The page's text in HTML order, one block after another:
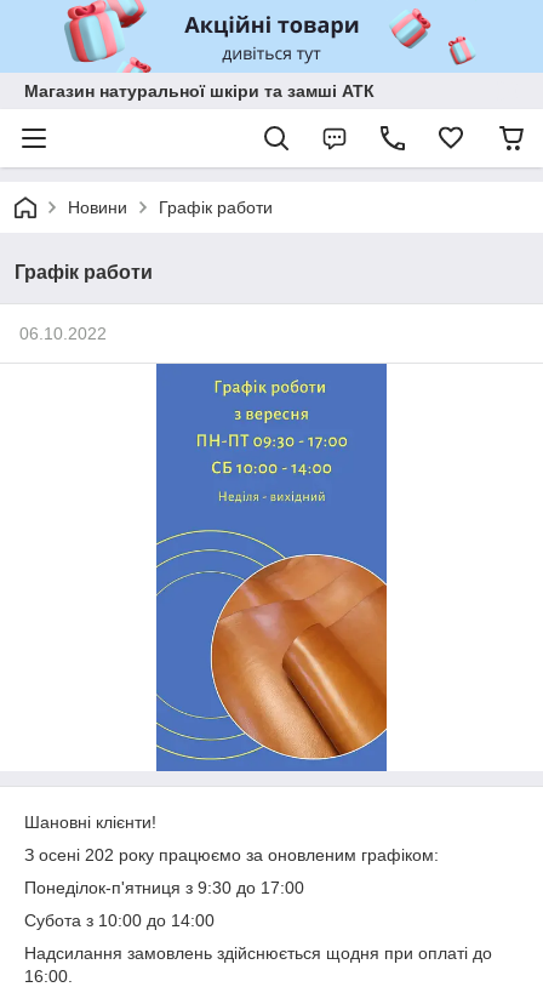
Магазин натуральної шкіри та замші АТК
Новини Графік работи
Графік работи
06.10.2022
Шановні клієнти!
З осені 202 року працюємо за оновленим графіком:
Понеділок-п'ятниця з 9:30 до 17:00
Субота з 10:00 до 14:00
Надсилання замовлень здійснюється щодня при оплаті до
16:00.